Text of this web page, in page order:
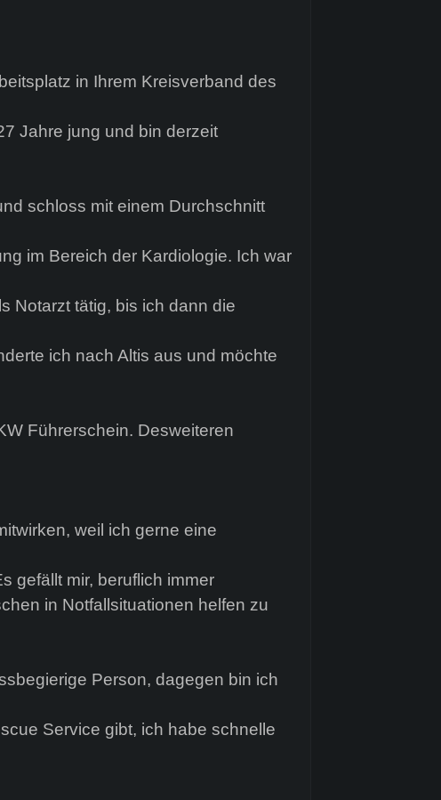
in Ihrem Kreisverband des
Jahre jung und bin derzeit
schloss mit einem Durchschnitt
im Bereich der Kardiologie. Ich war
Notarzt tätig, bis ich dann die
ich nach Altis aus und möchte
Führerschein. Desweiteren
weil ich gerne eine
gefällt mir, beruflich immer
in Notfallsituationen helfen zu
Person, dagegen bin ich
Service gibt, ich habe schnelle